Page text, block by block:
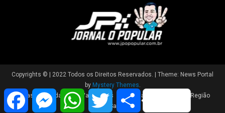
Copyrights © | 2022 Todos os Direitos Reservados.
Theme: News Portal
by Mystery Themes.
Brasil
Cidade Variedades Polícia
Região
Saúde
FacebookMessengerWhatsAppTwitter Share